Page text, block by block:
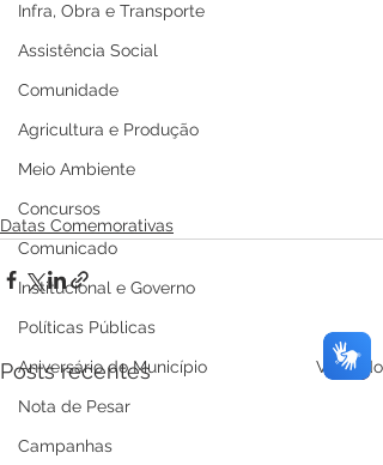
Infra, Obra e Transporte
Assistência Social
Comunidade
Agricultura e Produção
Meio Ambiente
Concursos
Comunicado
Institucional e Governo
Políticas Públicas
Aniversário do Município
Nota de Pesar
Campanhas
Datas Comemorativas
Posts recentes Ver tudo